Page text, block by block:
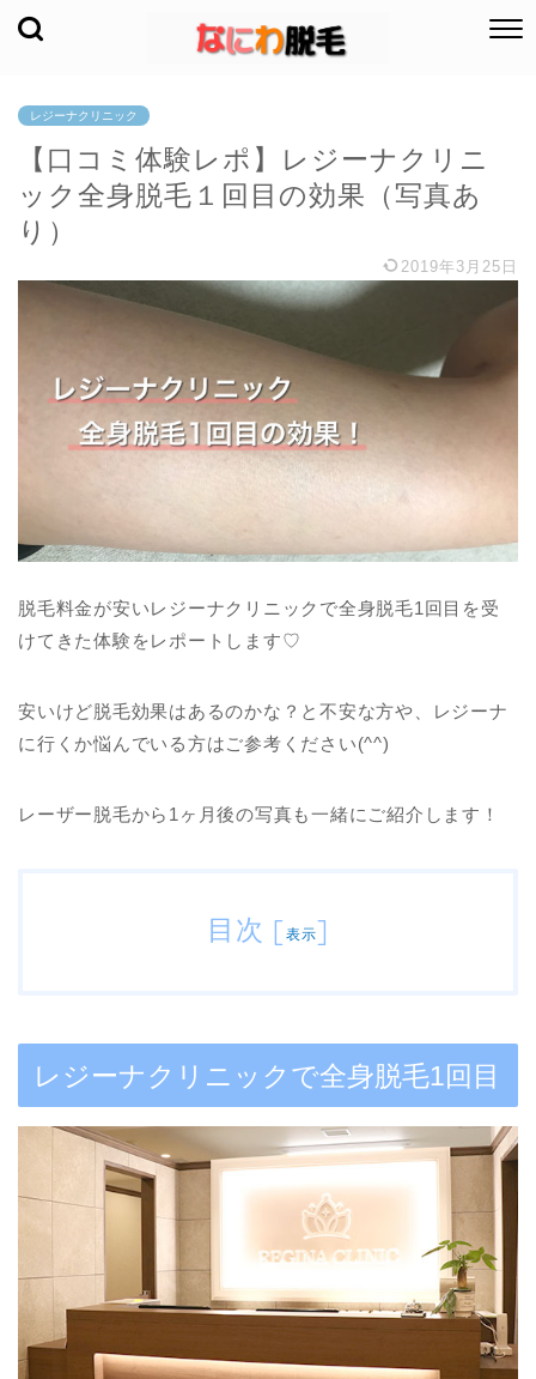
レジーナクリニック
【口コミ体験レポ】レジーナクリニ
ック全身脱毛１回目の効果（写真あ
り）
2019年3月25日
脱毛料金が安いレジーナクリニックで全身脱毛1回目を受
けてきた体験をレポートします♡
安いけど脱毛効果はあるのかな？と不安な方や、レジーナ
に行くか悩んでいる方はご参考ください(^^)
レーザー脱毛から1ヶ月後の写真も一緒にご紹介します！
目次 [ 表示]
レジーナクリニックで全身脱毛1回目